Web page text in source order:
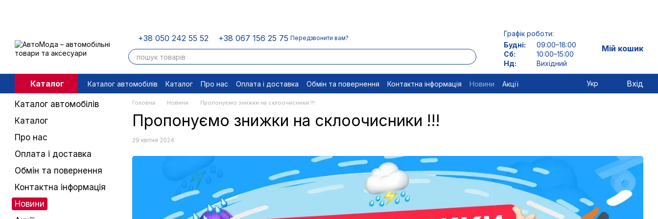
+38 050 242 55 52 +38 067 156 25 75 Передзвонити вам?
Графік роботи:
Будні:
09:00–18:00
Сб:
10:00–15:00
Нд:
Вихідний
Мій кошик
Каталог Каталог автомобілів Каталог Про нас Оплата і доставка Обмін та повернення Контактна інформація Новини
Акції
Угода користувача
Правові документи Відписатися
Укр Вхід
Головна Новини Пропонуємо знижки на склоочисники !!!
Пропонуємо знижки на склоочисники !!!
29 квітня 2024
Каталог автомобілів
Каталог
Про нас
Оплата і доставка
Обмін та повернення
Контактна інформація
Новини